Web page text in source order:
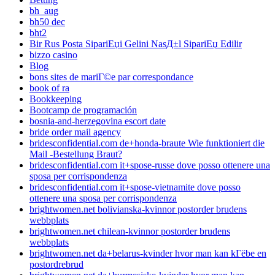
bh_aug
bh50 dec
bht2
Bir Rus Posta SipariЕџi Gelini NasД±l SipariЕџ Edilir
bizzo casino
Blog
bons sites de mariГ©e par correspondance
book of ra
Bookkeeping
Bootcamp de programación
bosnia-and-herzegovina escort date
bride order mail agency
bridesconfidential.com de+honda-braute Wie funktioniert die
Mail -Bestellung Braut?
bridesconfidential.com it+spose-russe dove posso ottenere una
sposa per corrispondenza
bridesconfidential.com it+spose-vietnamite dove posso
ottenere una sposa per corrispondenza
brightwomen.net bolivianska-kvinnor postorder brudens
webbplats
brightwomen.net chilean-kvinnor postorder brudens
webbplats
brightwomen.net da+belarus-kvinder hvor man kan kГёbe en
postordrebrud